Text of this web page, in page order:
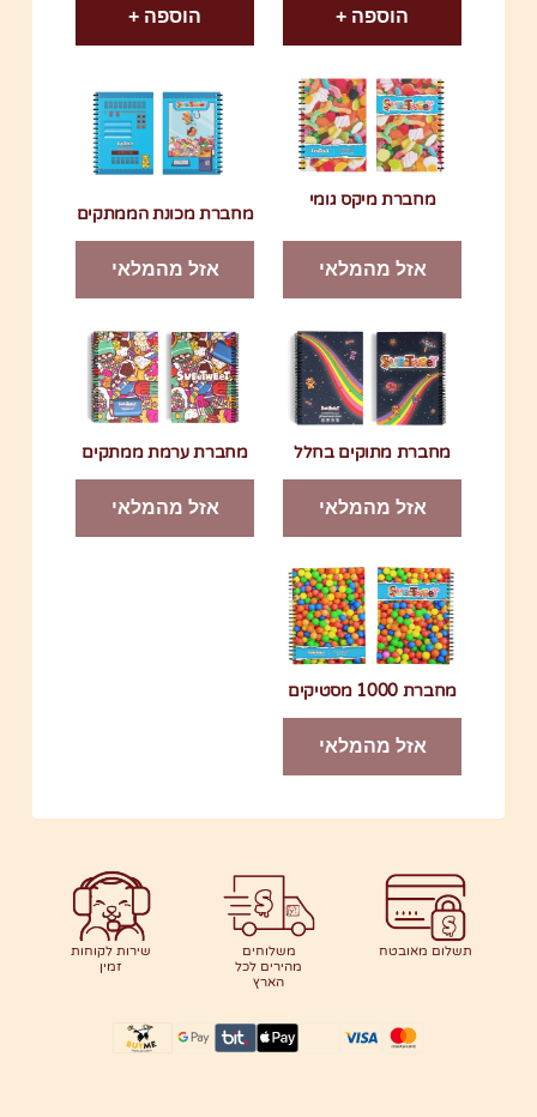
הוספה + הוספה +
מחברת מיקס גומי
אזל מהמלאי
מחברת מכונת הממתקים
אזל מהמלאי
מחברת מתוקים בחלל
אזל מהמלאי
מחברת ערמת ממתקים
אזל מהמלאי
מחברת 1000 מסטיקים
אזל מהמלאי
תשלום מאובטח
משלוחים
מהירים לכל
הארץ
שירות לקוחות
זמין